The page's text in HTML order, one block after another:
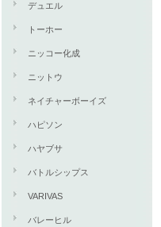
デュエル
トーホー
ニッコー化成
ニットウ
ネイチャーボーイズ
ハピソン
ハヤブサ
バトルシップス
VARIVAS
バレーヒル